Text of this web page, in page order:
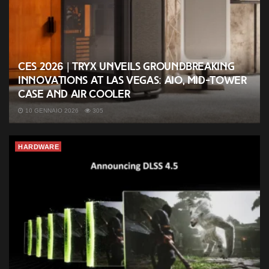
CES 2026 | TRYX unveils groundbreaking
innovations at Las Vegas: AIO, mid-tower
case and air cooler
10 GENNAIO 2026 305
HARDWARE